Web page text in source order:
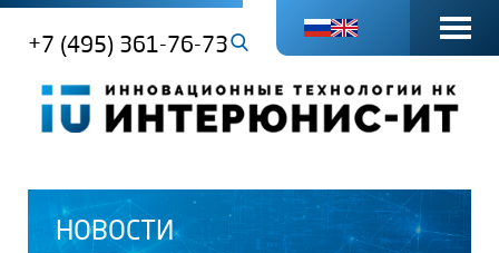
+7 (495) 361-76-73
НОВОСТИ